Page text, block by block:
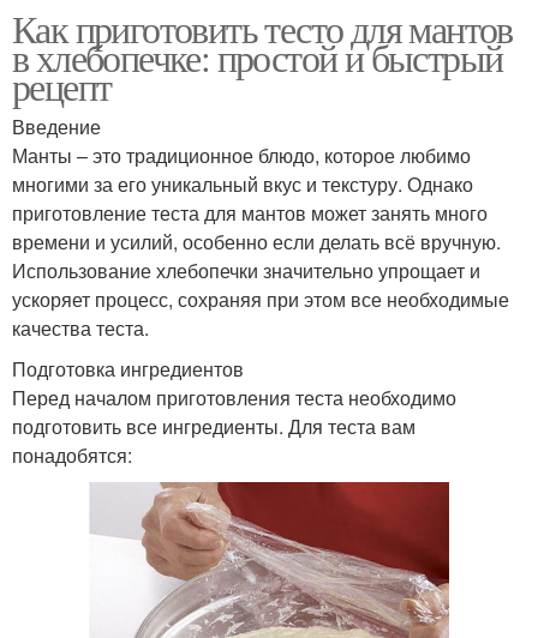
Как приготовить тесто для мантов
в хлебопечке: простой и быстрый
рецепт
Введение
Манты – это традиционное блюдо, которое любимо
многими за его уникальный вкус и текстуру. Однако
приготовление теста для мантов может занять много
времени и усилий, особенно если делать всё вручную.
Использование хлебопечки значительно упрощает и
ускоряет процесс, сохраняя при этом все необходимые
качества теста.
Подготовка ингредиентов
Перед началом приготовления теста необходимо
подготовить все ингредиенты. Для теста вам
понадобятся: